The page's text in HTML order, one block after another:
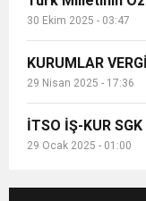
30 Ekim 2025 - 03:47
KURUMLAR
29 Nisan 2025 - 17:36
İTSO İŞ-KUR
29 Ocak 2025 - 01:00